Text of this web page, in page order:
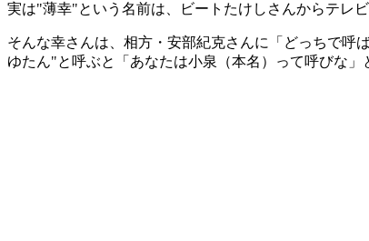
実は"薄幸"という名前は、ビートたけしさんからテレ
そんな幸さんは、相方・安部紀克さんに「どっちで
ゆたん"と呼ぶと「あなたは小泉（本名）って呼びな」